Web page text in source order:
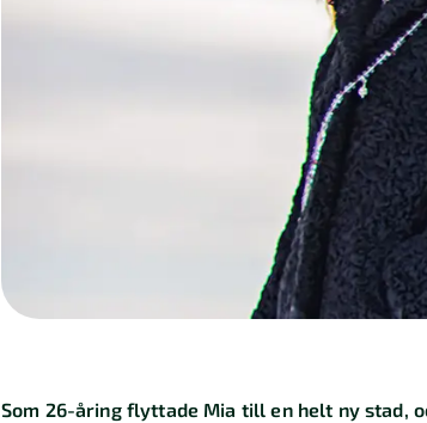
Som 26-åring flyttade Mia till en helt ny stad,